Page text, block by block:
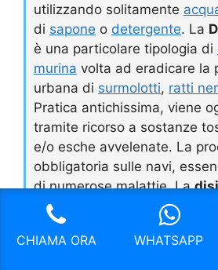
utilizzando solitamente
di sapone o detergente. La
è una particolare tipologia di
murina volta ad eradicare la
urbana di surmolotti, ratti
Pratica antichissima, viene
tramite ricorso a sostanze
e/o esche avvelenate. La
obbligatoria sulle navi,
di numerose malattie. La
definita genericamente
operazioni tendenti alla
lo meno alla limitazione, dei
muridi e malerbe)
CHIAMA ORA WHATSAPP